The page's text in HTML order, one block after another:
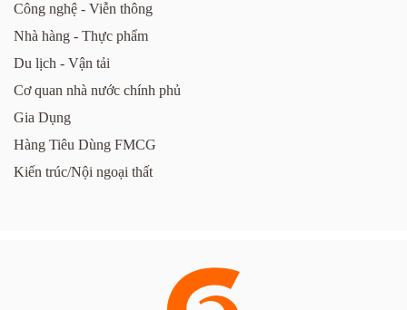
Công nghệ - Viễn thông
Nhà hàng - Thực phẩm
Du lịch - Vận tải
Cơ quan nhà nước chính phủ
Gia Dụng
Hàng Tiêu Dùng FMCG
Kiến trúc/Nội ngoại thất